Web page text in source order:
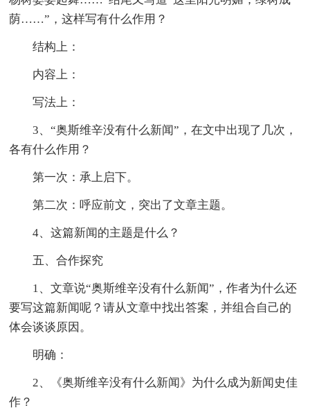
荫……”，这样写有什么作用？
结构上：
内容上：
写法上：
3、“奥斯维辛没有什么新闻”，在文中出现了几次，
各有什么作用？
第一次：承上启下。
第二次：呼应前文，突出了文章主题。
4、这篇新闻的主题是什么？
五、合作探究
1、文章说“奥斯维辛没有什么新闻”，作者为什么还
要写这篇新闻呢？请从文章中找出答案，并组合自己的
体会谈谈原因。
明确：
2、《奥斯维辛没有什么新闻》为什么成为新闻史佳
作？